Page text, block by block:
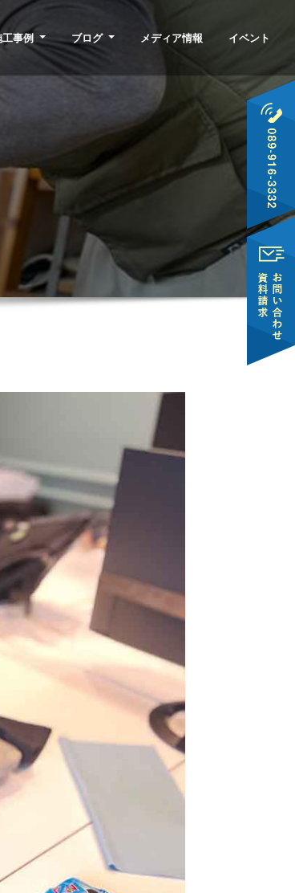
工事例 ブログ メディア情報 イベント